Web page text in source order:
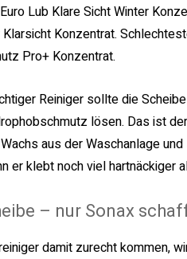
Lub Klare Sicht Winter
Klarsicht Konzentrat.
Pro+ Konzentrat.
Reiniger sollte die
lösen. Das ist
aus der Waschanlage
er klebt noch viel hartnäckiger
– nur Sonax
damit zurecht kommen,